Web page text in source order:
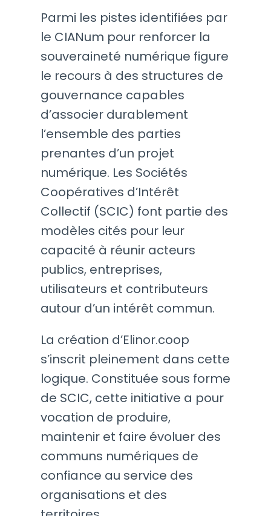
Parmi les pistes identifiées par
le CIANum pour renforcer la
souveraineté numérique figure
le recours à des structures de
gouvernance capables
d’associer durablement
l’ensemble des parties
prenantes d’un projet
numérique. Les Sociétés
Coopératives d’Intérêt
Collectif (SCIC) font partie des
modèles cités pour leur
capacité à réunir acteurs
publics, entreprises,
utilisateurs et contributeurs
autour d’un intérêt commun.
La création d’Elinor.coop
s’inscrit pleinement dans cette
logique. Constituée sous forme
de SCIC, cette initiative a pour
vocation de produire,
maintenir et faire évoluer des
communs numériques de
confiance au service des
organisations et des